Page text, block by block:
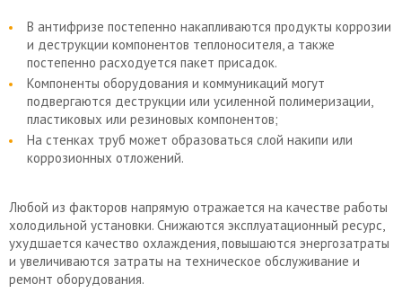
В антифризе постепенно накапливаются продукты коррозии
и деструкции компонентов теплоносителя, а также
постепенно расходуется пакет присадок.
Компоненты оборудования и коммуникаций могут
подвергаются деструкции или усиленной полимеризации,
пластиковых или резиновых компонентов;
На стенках труб может образоваться слой накипи или
коррозионных отложений.
Любой из факторов напрямую отражается на качестве работы
холодильной установки. Снижаются эксплуатационный ресурс,
ухудшается качество охлаждения, повышаются энергозатраты
и увеличиваются затраты на техническое обслуживание и
ремонт оборудования.